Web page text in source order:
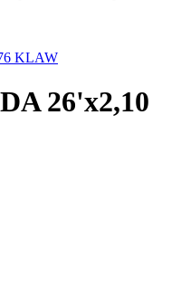
KLAW
26'х2,10